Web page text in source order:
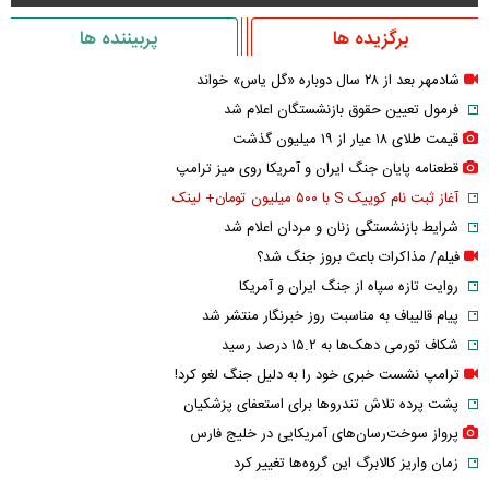
برگزیده ها پربیننده ها
شادمهر بعد از ۲۸ سال دوباره «گل یاس» خواند
فرمول تعیین حقوق بازنشستگان اعلام شد
قیمت طلای ۱۸ عیار از ۱۹ میلیون گذشت
قطعنامه پایان جنگ ایران و آمریکا روی میز ترامپ
آغاز ثبت نام کوییک S با ۵۰۰ میلیون تومان+ لینک
شرایط بازنشستگی زنان و مردان اعلام شد
فیلم/ مذاکرات باعث بروز جنگ شد؟
روایت تازه سپاه از جنگ ایران و آمریکا
پیام قالیباف به مناسبت روز خبرنگار منتشر شد
شکاف تورمی دهک‌ها به ۱۵.۲ درصد رسید
ترامپ نشست خبری خود را به دلیل جنگ لغو کرد!
پشت پرده تلاش تندروها برای استعفای پزشکیان
پرواز سوخت‌رسان‌های آمریکایی در خلیج فارس
زمان واریز کالابرگ این گروه‌ها تغییر کرد